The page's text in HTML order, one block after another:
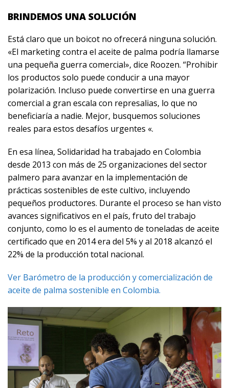
BRINDEMOS UNA SOLUCIÓN
Está claro que un boicot no ofrecerá ninguna solución.
«El marketing contra el aceite de palma podría llamarse
una pequeña guerra comercial», dice Roozen. “Prohibir
los productos solo puede conducir a una mayor
polarización. Incluso puede convertirse en una guerra
comercial a gran escala con represalias, lo que no
beneficiaría a nadie. Mejor, busquemos soluciones
reales para estos desafíos urgentes «.
En esa línea, Solidaridad ha trabajado en Colombia
desde 2013 con más de 25 organizaciones del sector
palmero para avanzar en la implementación de
prácticas sostenibles de este cultivo, incluyendo
pequeños productores. Durante el proceso se han visto
avances significativos en el país, fruto del trabajo
conjunto, como lo es el aumento de toneladas de aceite
certificado que en 2014 era del 5% y al 2018 alcanzó el
22% de la producción total nacional.
Ver Barómetro de la producción y comercialización de
aceite de palma sostenible en Colombia.